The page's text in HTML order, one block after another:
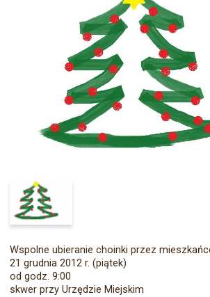
Wspolne ubieranie choinki przez
21 grudnia 2012 r. (piątek)
od godz. 9:00
skwer przy Urzędzie Miejskim